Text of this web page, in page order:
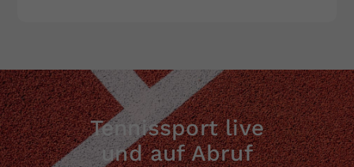
Tennissport live
und auf Abruf